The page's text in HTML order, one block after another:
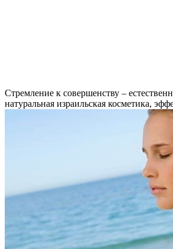
Стремление к совершенству –
натуральная израильская косметика,